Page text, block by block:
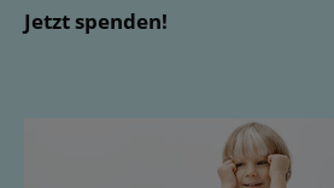
Jetzt spenden!